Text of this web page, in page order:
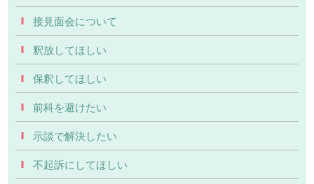
接見面会について
釈放してほしい
保釈してほしい
前科を避けたい
示談で解決したい
不起訴にしてほしい